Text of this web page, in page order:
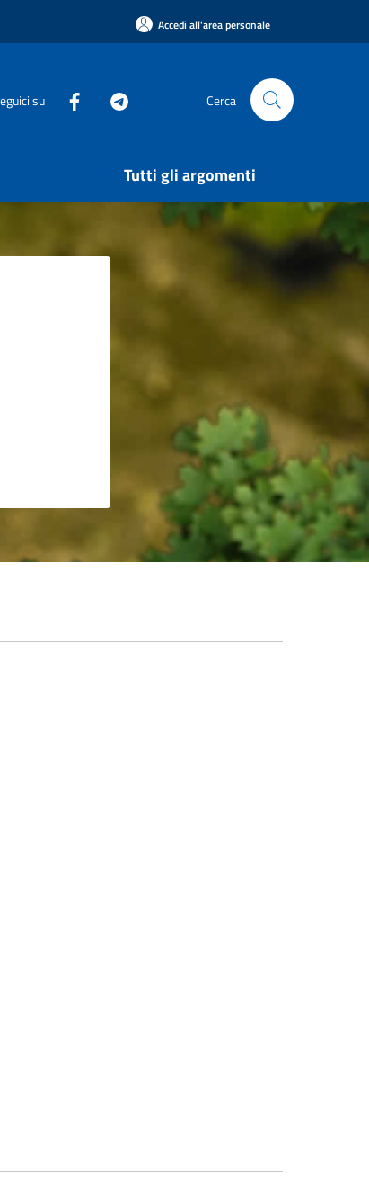
Accedi all'area personale
su Cerca
Tutti gli argomenti